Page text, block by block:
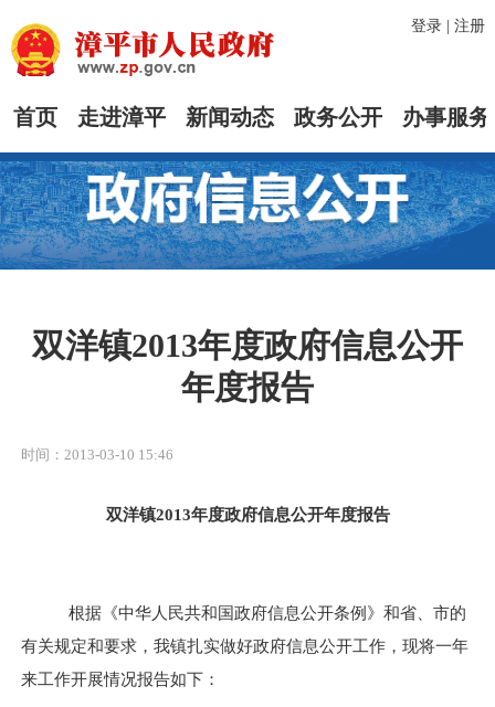
登录| 注册
首页 走进漳平 新闻动态 政务公开 办事服务
双洋镇2013年度政府信息公开
年度报告
时间：2013-03-10 15:46
双洋镇2013年度政府信息公开年度报告
根据《中华人民共和国政府信息公开条例》和省、市的
有关规定和要求，我镇扎实做好政府信息公开工作，现将一年
来工作开展情况报告如下：